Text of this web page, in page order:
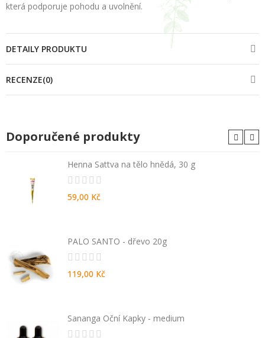
která podporuje pohodu a uvolnění.
DETAILY PRODUKTU
RECENZE(0)
Doporučené produkty
Henna Sattva na tělo hnědá, 30 g
59,00 Kč
PALO SANTO - dřevo 20g
119,00 Kč
Sananga Oční Kapky - medium